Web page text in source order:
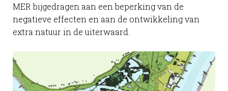
MER bijgedragen aan een beperking van de
negatieve effecten en aan de ontwikkeling van
extra natuur in de uiterwaard.